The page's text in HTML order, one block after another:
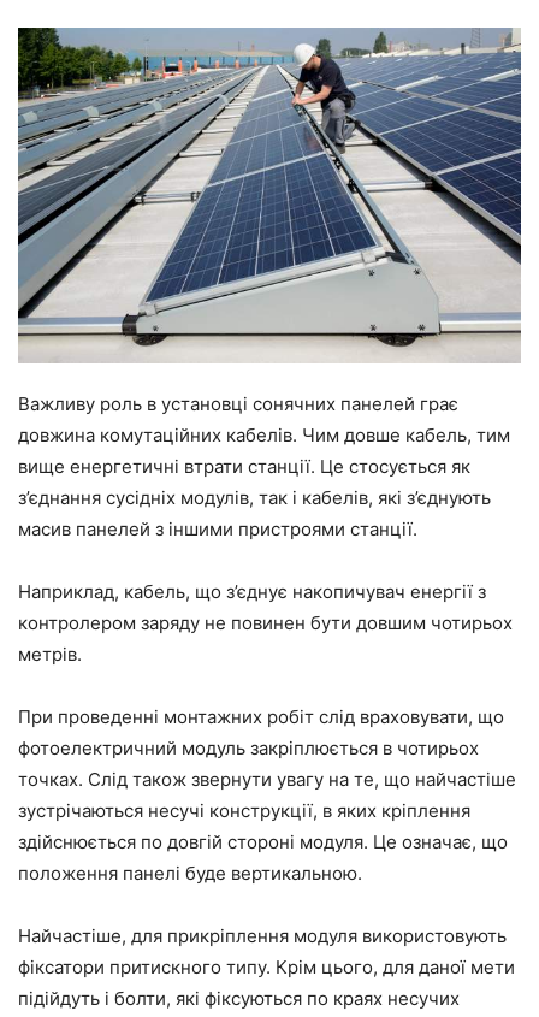
Важливу роль в установці сонячних панелей грає
довжина комутаційних кабелів. Чим довше кабель, тим
вище енергетичні втрати станції. Це стосується як
з’єднання сусідніх модулів, так і кабелів, які з’єднують
масив панелей з іншими пристроями станції.
Наприклад, кабель, що з’єднує накопичувач енергії з
контролером заряду не повинен бути довшим чотирьох
метрів.
При проведенні монтажних робіт слід враховувати, що
фотоелектричний модуль закріплюється в чотирьох
точках. Слід також звернути увагу на те, що найчастіше
зустрічаються несучі конструкції, в яких кріплення
здійснюється по довгій стороні модуля. Це означає, що
положення панелі буде вертикальною.
Найчастіше, для прикріплення модуля використовують
фіксатори притискного типу. Крім цього, для даної мети
підійдуть і болти, які фіксуються по краях несучих